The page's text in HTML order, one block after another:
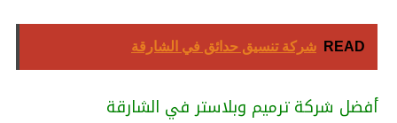
READ شركة تنسيق حدائق في الشارقة
أفضل شركة ترميم وبلاستر في الشارقة